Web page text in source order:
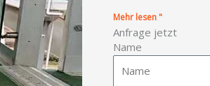
Mehr lesen "
Anfrage jetzt
Name